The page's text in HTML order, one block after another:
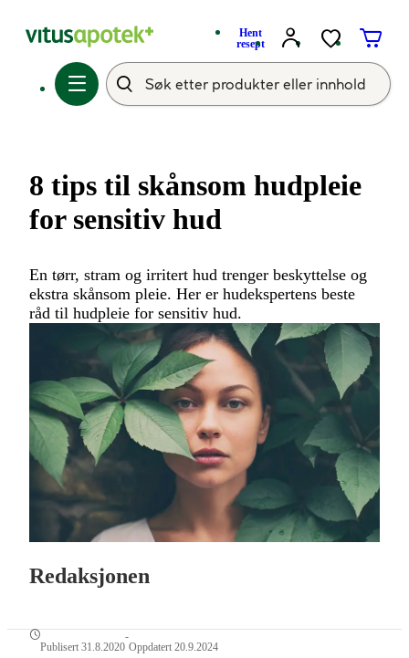
Hent
resept
8 tips til skånsom hudpleie
for sensitiv hud
En tørr, stram og irritert hud trenger beskyttelse og
ekstra skånsom pleie. Her er hudekspertens beste
råd til hudpleie for sensitiv hud.
Redaksjonen
Publisert 31.8.2020
-
Oppdatert 20.9.2024